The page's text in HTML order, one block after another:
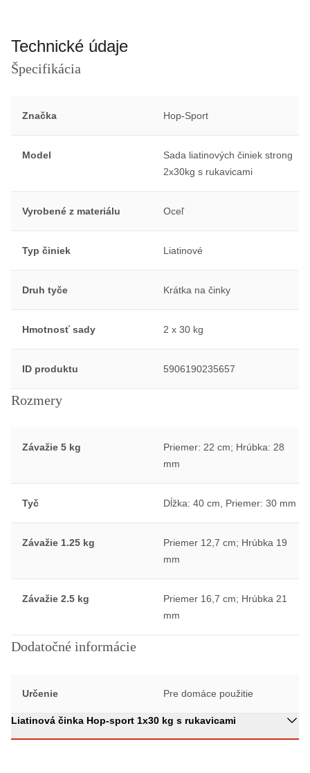
Technické údaje
Špecifikácia
Značka Hop-Sport
Model
Sada liatinových činiek strong
2x30kg s rukavicami
Vyrobené z materiálu Oceľ
Typ činiek Liatinové
Druh tyče Krátka na činky
Hmotnosť sady 2 x 30 kg
ID produktu 5906190235657
Rozmery
Závažie 5 kg
Priemer: 22 cm; Hrúbka: 28
mm
Tyč Dĺžka: 40 cm, Priemer: 30 mm
Závažie 1.25 kg
Priemer 12,7 cm; Hrúbka 19
mm
Závažie 2.5 kg
Priemer 16,7 cm; Hrúbka 21
mm
Dodatočné informácie
Určenie Pre domáce použitie
Liatinová činka Hop-sport 1x30 kg s rukavicami